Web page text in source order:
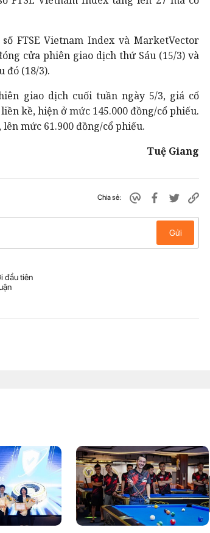
FTSE Vietnam Index và MarketVector
cửa phiên giao dịch thứ Sáu (15/3) và
đó (18/3).
giao dịch cuối tuần ngày 5/3, giá cổ
kề, hiện ở mức 145.000 đồng/cổ phiếu.
mức 61.900 đồng/cổ phiếu.
Tuệ Giang
Chia sẻ:
Gửi
đầu tiên